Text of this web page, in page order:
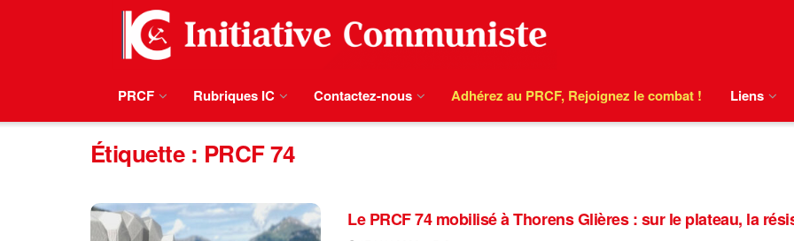
PRCF Rubriques IC Contactez-nous Adhérez au PRCF, Rejoignez le combat ! Liens
Étiquette : PRCF 74
Le PRCF 74 mobilisé à Thorens Glières : sur le plateau, la